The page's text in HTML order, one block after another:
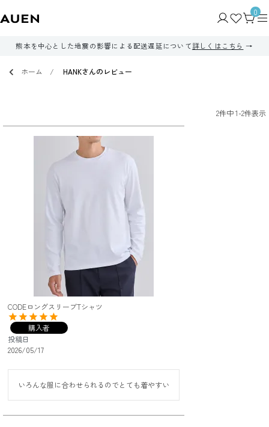
0
熊本を中心とした地震の影響による配送遅延について詳しくはこちら
ホーム HANKさんのレビュー
2件中1-2件表示
CODEロングスリーブTシャツ
購入者
投稿日
2026/05/17
いろんな服に合わせられるのでとても着やすい